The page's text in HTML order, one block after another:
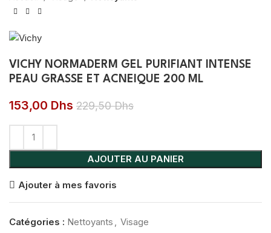
VICHY NORMADERM GEL PURIFIANT INTENSE
PEAU GRASSE ET ACNEIQUE 200 ML
153,00 Dhs 229,50Dhs
AJOUTER AU PANIER
Ajouter à mes favoris
Catégories : Nettoyants , Visage